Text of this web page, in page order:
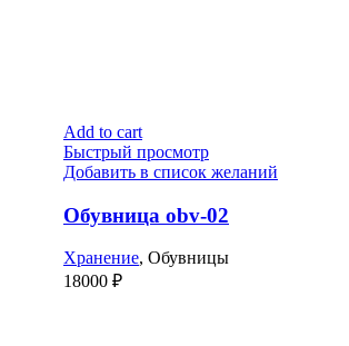
Add to cart
Быстрый просмотр
Добавить в список желаний
Обувница obv-02
Хранение, Обувницы
18000 ₽